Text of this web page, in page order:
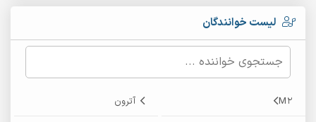
لیست خوانندگان
M2 آترون